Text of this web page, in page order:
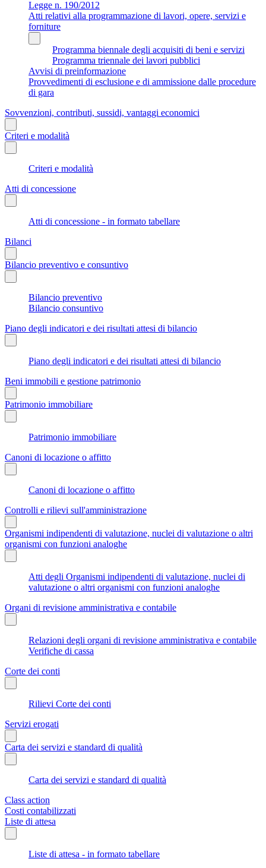
Legge n. 190/2012
Atti relativi alla programmazione di lavori, opere, servizi e
forniture
Programma biennale degli acquisiti di beni e servizi
Programma triennale dei lavori pubblici
Avvisi di preinformazione
Provvedimenti di esclusione e di ammissione dalle procedure
di gara
Sovvenzioni, contributi, sussidi, vantaggi economici
Criteri e modalità
Criteri e modalità
Atti di concessione
Atti di concessione - in formato tabellare
Bilanci
Bilancio preventivo e consuntivo
Bilancio preventivo
Bilancio consuntivo
Piano degli indicatori e dei risultati attesi di bilancio
Piano degli indicatori e dei risultati attesi di bilancio
Beni immobili e gestione patrimonio
Patrimonio immobiliare
Patrimonio immobiliare
Canoni di locazione o affitto
Canoni di locazione o affitto
Controlli e rilievi sull'amministrazione
Organismi indipendenti di valutazione, nuclei di valutazione o altri
organismi con funzioni analoghe
Atti degli Organismi indipendenti di valutazione, nuclei di
valutazione o altri organismi con funzioni analoghe
Organi di revisione amministrativa e contabile
Relazioni degli organi di revisione amministrativa e contabile
Verifiche di cassa
Corte dei conti
Rilievi Corte dei conti
Servizi erogati
Carta dei servizi e standard di qualità
Carta dei servizi e standard di qualità
Class action
Costi contabilizzati
Liste di attesa
Liste di attesa - in formato tabellare